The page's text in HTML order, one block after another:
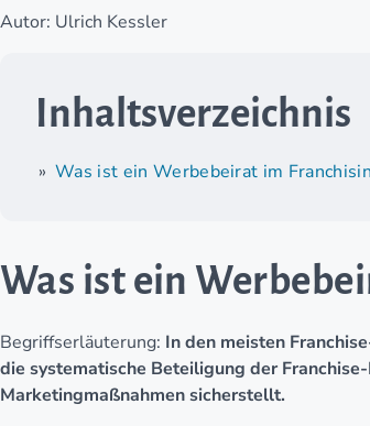
Autor: Ulrich Kessler
Inhaltsverzeichnis
Was ist ein Werbebeirat im
Was ist ein
Begriffserläuterung: In den meisten
die systematische Beteiligung der
Marketingmaßnahmen sicherstellt.